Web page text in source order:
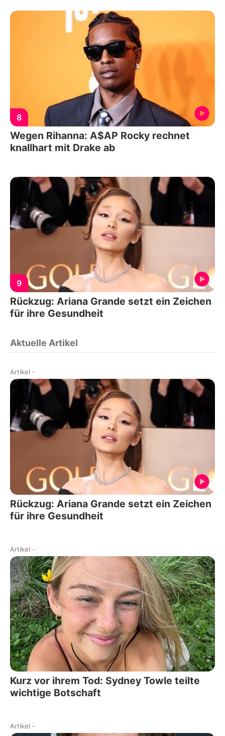
8
Wegen Rihanna: A$AP Rocky rechnet
knallhart mit Drake ab
9
Rückzug: Ariana Grande setzt ein Zeichen
für ihre Gesundheit
Aktuelle Artikel
Artikel -
Rückzug: Ariana Grande setzt ein Zeichen
für ihre Gesundheit
Artikel -
Kurz vor ihrem Tod: Sydney Towle teilte
wichtige Botschaft
Artikel -